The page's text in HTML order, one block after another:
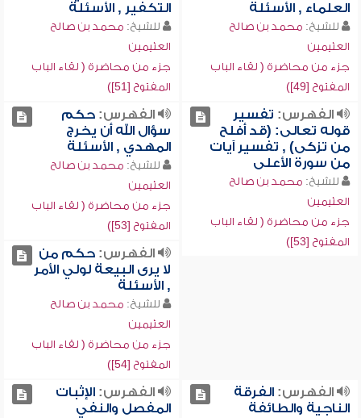
العلماء , الأسئلة
للشيخ: محمد بن صالح
العثيمين
جزء من محاضرة ( لقاء الباب
المفتوح [49])
التكفير , الأسئلة
للشيخ: محمد بن صالح
العثيمين
جزء من محاضرة ( لقاء الباب
المفتوح [51])
الفهرس: تفسير
قوله تعالى: (قد أفلح
من تزكى) , تفسير آيات
من سورة الأعلى
للشيخ: محمد بن صالح
العثيمين
جزء من محاضرة ( لقاء الباب
المفتوح [53])
الفهرس:حكم
سؤال الله أن يخرج
المهدي , الأسئلة
للشيخ: محمد بن صالح
العثيمين
جزء من محاضرة ( لقاء الباب
المفتوح [53])
الفهرس:حكم من
لا يرى البيعة لولي الأمر
, الأسئلة
للشيخ: محمد بن صالح
العثيمين
جزء من محاضرة ( لقاء الباب
المفتوح [54])
الفهرس:الفرقة
الناجية والطائفة
الفهرس:الإثبات
المفصل والنفي